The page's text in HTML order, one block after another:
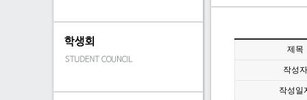
제목
작성자
작성일